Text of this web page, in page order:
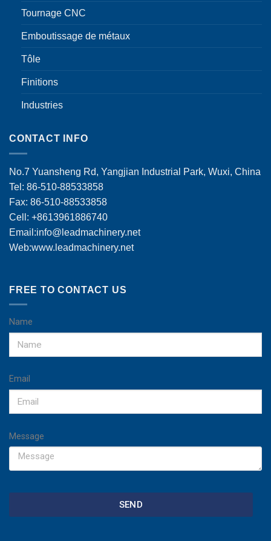
Tournage CNC
Emboutissage de métaux
Tôle
Finitions
Industries
CONTACT INFO
No.7 Yuansheng Rd, Yangjian Industrial Park, Wuxi, China
Tel: 86-510-88533858
Fax: 86-510-88533858
Cell: +8613961886740
Email:info@leadmachinery.net
Web:www.leadmachinery.net
FREE TO CONTACT US
Name
Email
Message
SEND